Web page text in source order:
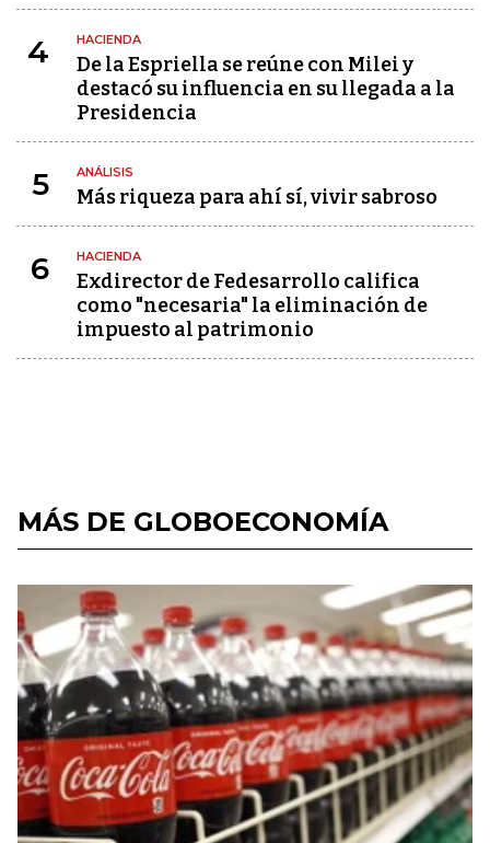
4 HACIENDA
De la Espriella se reúne con Milei y
destacó su influencia en su llegada a la
Presidencia
5 ANÁLISIS
Más riqueza para ahí sí, vivir sabroso
6 HACIENDA
Exdirector de Fedesarrollo califica
como "necesaria" la eliminación de
impuesto al patrimonio
MÁS DE GLOBOECONOMÍA